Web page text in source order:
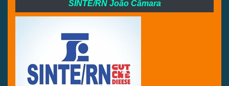
SINTE/RN João Câmara